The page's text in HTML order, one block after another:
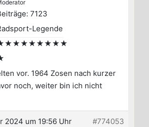
7123
Legende
vor. 1964 Zosen nach kurzer
noch, weiter bin ich nicht
2024 um 19:56 Uhr #774053